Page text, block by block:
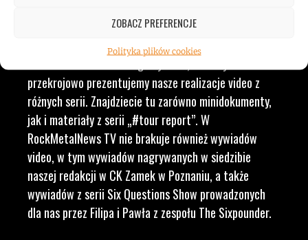
ZOBACZ PREFERENCJE
Polityka plików cookies
przekrojowo prezentujemy nasze realizacje video z
różnych serii. Znajdziecie tu zarówno minidokumenty,
jak i materiały z serii „#tour report”. W
RockMetalNews TV nie brakuje również wywiadów
video, w tym wywiadów nagrywanych w siedzibie
naszej redakcji w CK Zamek w Poznaniu, a także
wywiadów z serii Six Questions Show prowadzonych
dla nas przez Filipa i Pawła z zespołu The Sixpounder.